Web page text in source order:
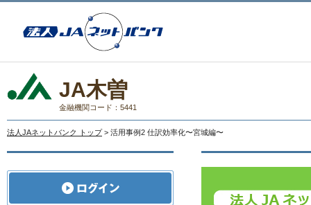
JA木曽
金融機関コード：5441
法人JAネットバンク トップ > 活用事例2 仕訳効率化〜宮城編〜